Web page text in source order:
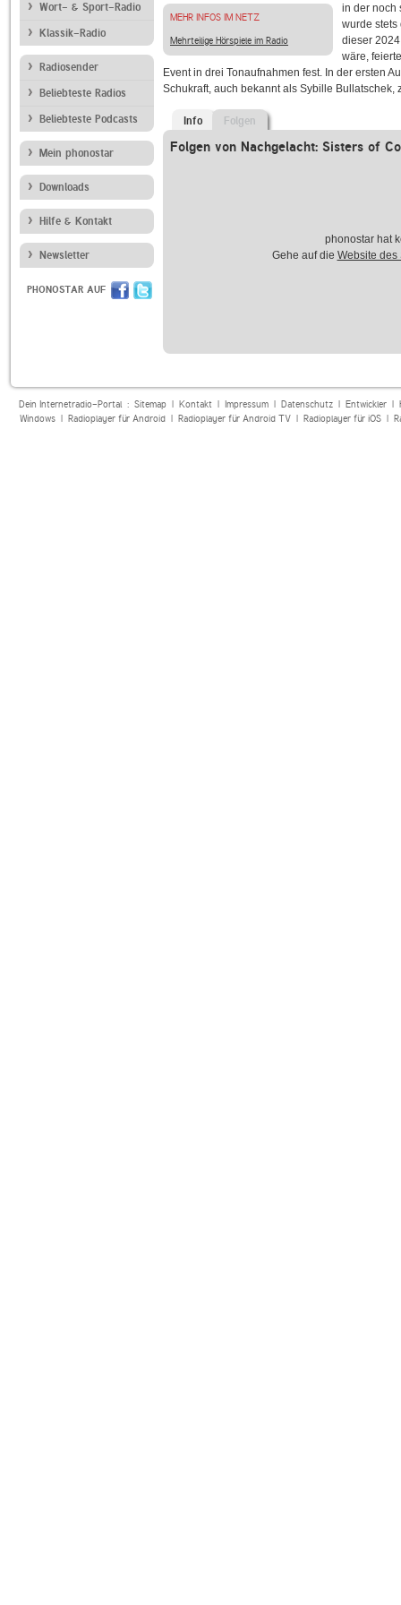
Wort- & Sport-Radio
Klassik-Radio
Radiosender
Beliebteste Radios
Beliebteste Podcasts
Mein phonostar
Downloads
Hilfe & Kontakt
Newsletter
PHONOSTAR AUF
MEHR INFOS IM NETZ
Mehrteilige Hörspiele im Radio
in der noch
wurde stets
dieser
wäre,
Event in drei Tonaufnahmen fest. In der ersten
Schukraft, auch bekannt als Sybille Bullatschek,
Info Folgen
Folgen von Nachgelacht: Sisters of
phonostar hat
Gehe auf die Website des
Dein Internetradio-Portal : Sitemap| Kontakt| Impressum| Datenschutz| Entwickler|
Windows| Radioplayer für Android| Radioplayer für Android TV| Radioplayer für iOS|